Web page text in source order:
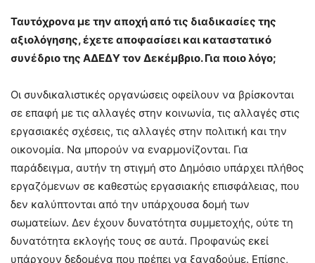
Ταυτόχρονα με την αποχή από τις διαδικασίες της
αξιολόγησης, έχετε αποφασίσει και καταστατικό
συνέδριο της ΑΔΕΔΥ τον Δεκέμβριο. Για ποιο λόγο;
Οι συνδικαλιστικές οργανώσεις οφείλουν να βρίσκονται
σε επαφή με τις αλλαγές στην κοινωνία, τις αλλαγές στις
εργασιακές σχέσεις, τις αλλαγές στην πολιτική και την
οικονομία. Να μπορούν να εναρμονίζονται. Για
παράδειγμα, αυτήν τη στιγμή στο Δημόσιο υπάρχει πλήθος
εργαζόμενων σε καθεστώς εργασιακής επισφάλειας, που
δεν καλύπτονται από την υπάρχουσα δομή των
σωματείων. Δεν έχουν δυνατότητα συμμετοχής, ούτε τη
δυνατότητα εκλογής τους σε αυτά. Προφανώς εκεί
υπάρχουν δεδομένα που πρέπει να ξαναδούμε. Επίσης,